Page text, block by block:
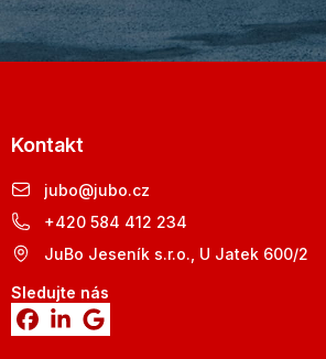
Kontakt
jubo@jubo.cz
+420 584 412 234
JuBo Jeseník s.r.o., U Jatek 600/2
Sledujte nás